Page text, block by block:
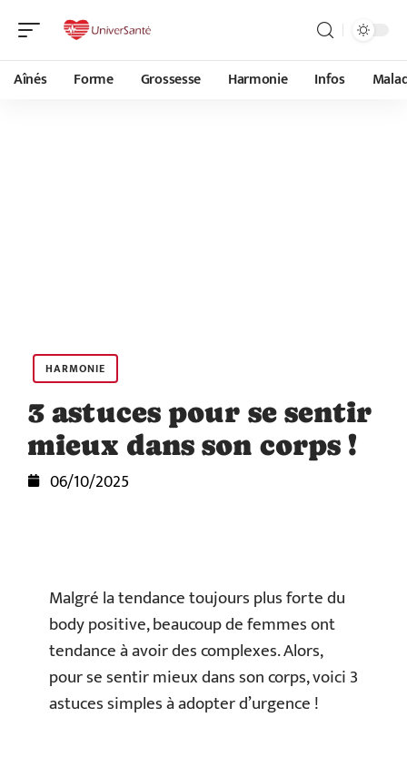
Aînés Forme Grossesse Harmonie Infos
HARMONIE
3 astuces pour se sentir
mieux dans son corps !
06/10/2025
Malgré la tendance toujours plus forte du
body positive, beaucoup de femmes ont
tendance à avoir des complexes. Alors,
pour se sentir mieux dans son corps, voici 3
astuces simples à adopter d’urgence !